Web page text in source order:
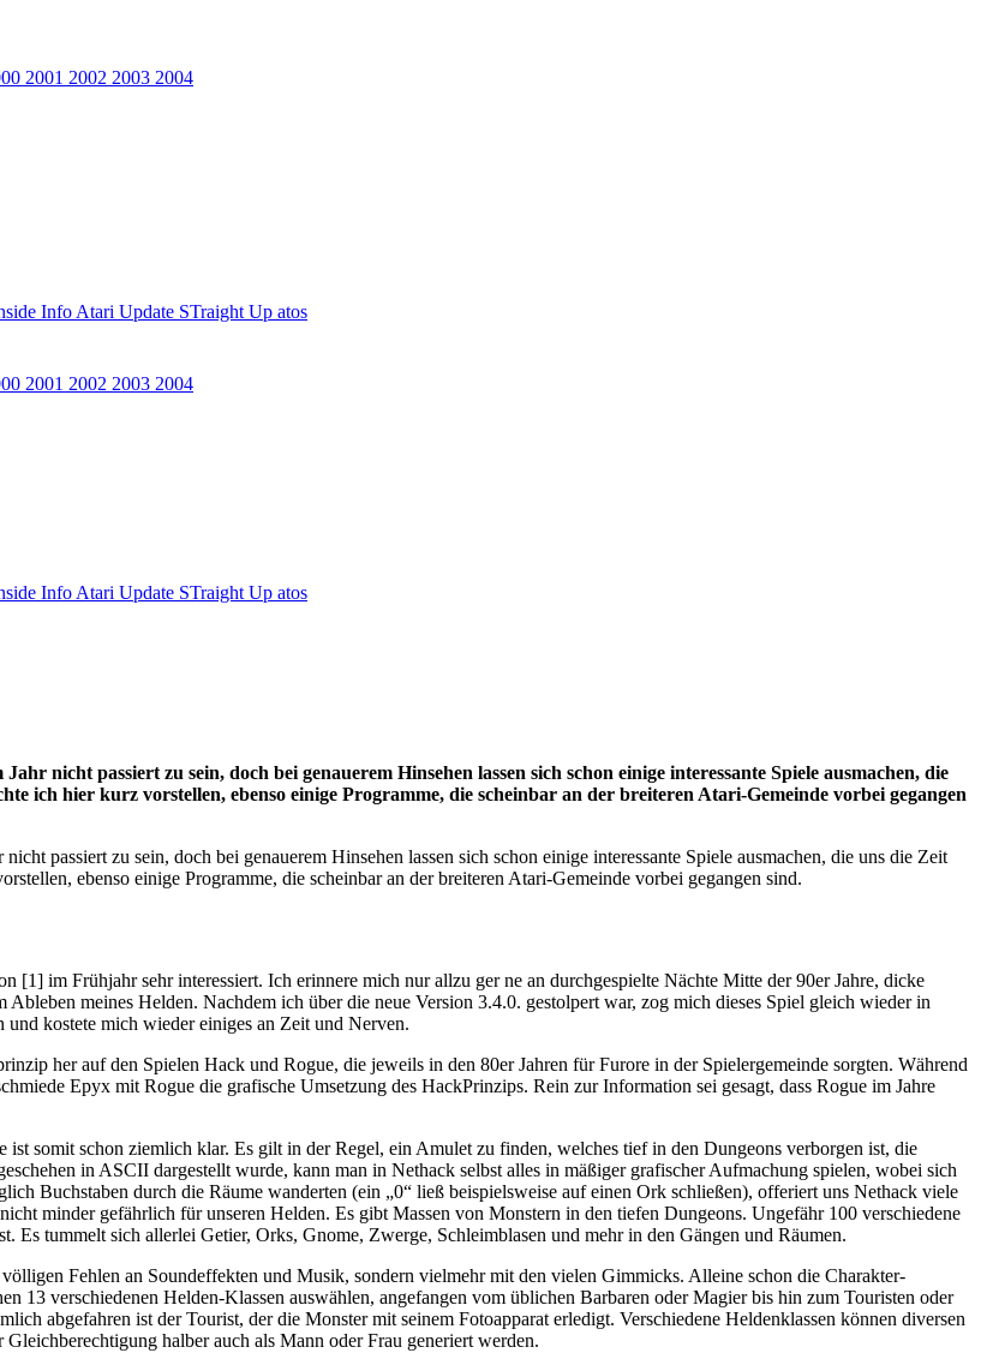
2001 2002 2003 2004
Info Atari Update STraight Up atos
2001 2002 2003 2004
Info Atari Update STraight Up atos
nicht passiert zu sein, doch bei genauerem Hinsehen lassen sich schon einige interessante Spiele ausmachen, die
ich hier kurz vorstellen, ebenso einige Programme, die scheinbar an der breiteren Atari-Gemeinde vorbei gegangen
passiert zu sein, doch bei genauerem Hinsehen lassen sich schon einige interessante Spiele ausmachen, die uns die Zeit
ebenso einige Programme, die scheinbar an der breiteren Atari-Gemeinde vorbei gegangen sind.
im Frühjahr sehr interessiert. Ich erinnere mich nur allzu ger ne an durchgespielte Nächte Mitte der 90er Jahre, dicke
meines Helden. Nachdem ich über die neue Version 3.4.0. gestolpert war, zog mich dieses Spiel gleich wieder in
kostete mich wieder einiges an Zeit und Nerven.
her auf den Spielen Hack und Rogue, die jeweils in den 80er Jahren für Furore in der Spielergemeinde sorgten. Während
Epyx mit Rogue die grafische Umsetzung des HackPrinzips. Rein zur Information sei gesagt, dass Rogue im Jahre
somit schon ziemlich klar. Es gilt in der Regel, ein Amulet zu finden, welches tief in den Dungeons verborgen ist, die
in ASCII dargestellt wurde, kann man in Nethack selbst alles in mäßiger grafischer Aufmachung spielen, wobei sich
Buchstaben durch die Räume wanderten (ein „0“ ließ beispielsweise auf einen Ork schließen), offeriert uns Nethack viele
minder gefährlich für unseren Helden. Es gibt Massen von Monstern in den tiefen Dungeons. Ungefähr 100 verschiedene
Es tummelt sich allerlei Getier, Orks, Gnome, Zwerge, Schleimblasen und mehr in den Gängen und Räumen.
Fehlen an Soundeffekten und Musik, sondern vielmehr mit den vielen Gimmicks. Alleine schon die Charakter-
13 verschiedenen Helden-Klassen auswählen, angefangen vom üblichen Barbaren oder Magier bis hin zum Touristen oder
abgefahren ist der Tourist, der die Monster mit seinem Fotoapparat erledigt. Verschiedene Heldenklassen können diversen
halber auch als Mann oder Frau generiert werden.